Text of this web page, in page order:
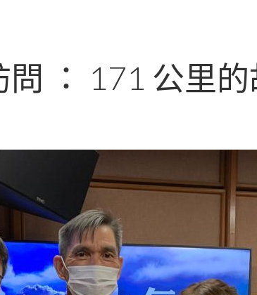
： 171 公里